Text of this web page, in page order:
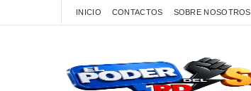
INICIO CONTACTOS SOBRE NOSOTROS